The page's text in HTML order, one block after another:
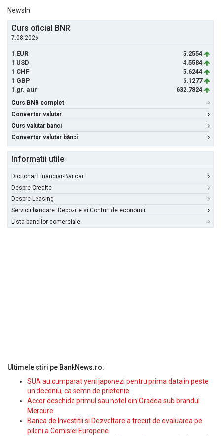
NewsIn
Curs oficial BNR
7.08.2026
1 EUR
5.2554
1 USD
4.5584
1 CHF
5.6244
1 GBP
6.1277
1 gr. aur
632.7824
Curs BNR complet
Convertor valutar
Curs valutar banci
Convertor valutar bănci
Informatii utile
Dictionar Financiar-Bancar
Despre Credite
Despre Leasing
Servicii bancare: Depozite si Conturi de economii
Lista bancilor comerciale
Ultimele stiri pe BankNews.ro:
SUA au cumparat yeni japonezi pentru prima data in peste
un deceniu, ca semn de prietenie
Accor deschide primul sau hotel din Oradea sub brandul
Mercure
Banca de Investitii si Dezvoltare a trecut de evaluarea pe
piloni a Comisiei Europene